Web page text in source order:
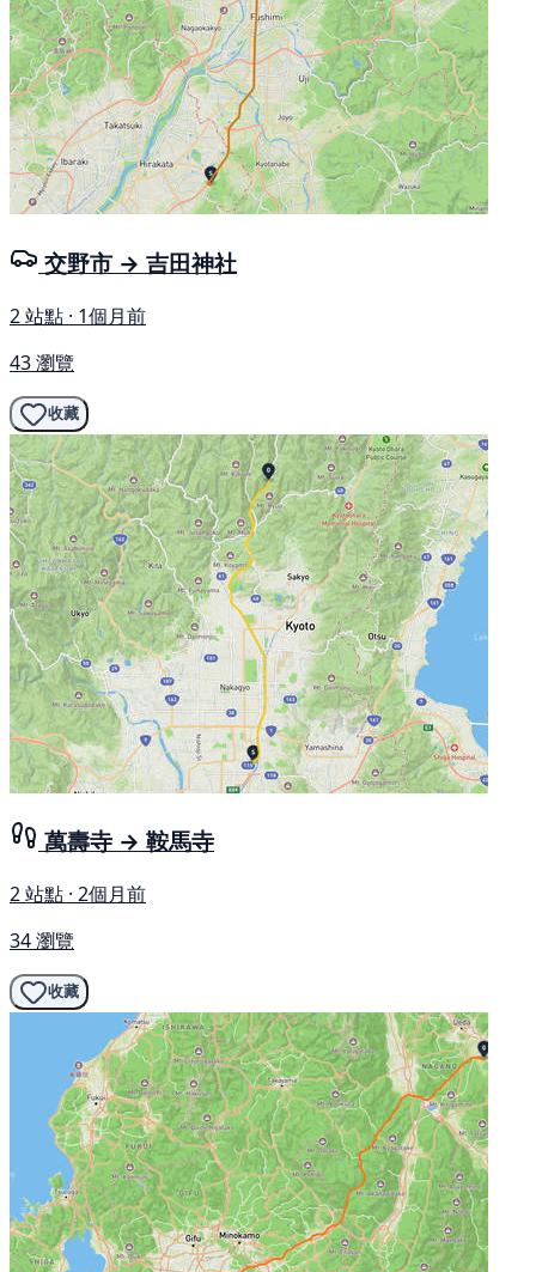
交野市 → 吉田神社
2 站點 · 1個月前
43 瀏覽
收藏
萬壽寺 → 鞍馬寺
2 站點 · 2個月前
34 瀏覽
收藏